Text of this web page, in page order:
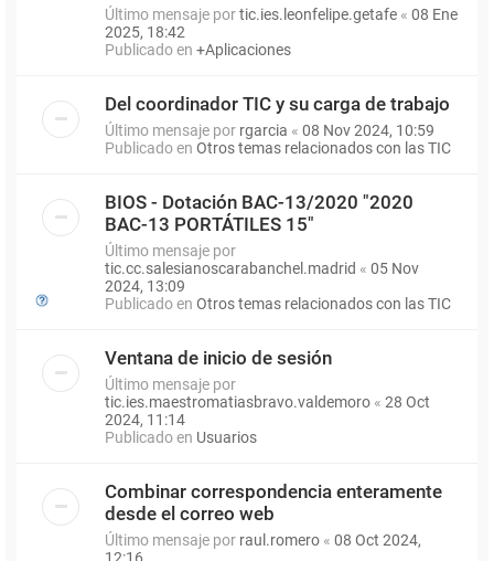
Último mensaje portic.ies.leonfelipe.getafe « 08 Ene
2025, 18:42
Publicado en +Aplicaciones
Del coordinador TIC y su carga de trabajo
Último mensaje por rgarcia « 08 Nov 2024, 10:59
Publicado en Otros temas relacionados con las TIC
BIOS - Dotación BAC-13/2020 "2020
BAC-13 PORTÁTILES 15"
Último mensaje por
tic.cc.salesianoscarabanchel.madrid « 05 Nov
2024, 13:09
Publicado en Otros temas relacionados con las TIC
Ventana de inicio de sesión
Último mensaje por
tic.ies.maestromatiasbravo.valdemoro « 28 Oct
2024, 11:14
Publicado en Usuarios
Combinar correspondencia enteramente
desde el correo web
Último mensaje por raul.romero « 08 Oct 2024,
12:16